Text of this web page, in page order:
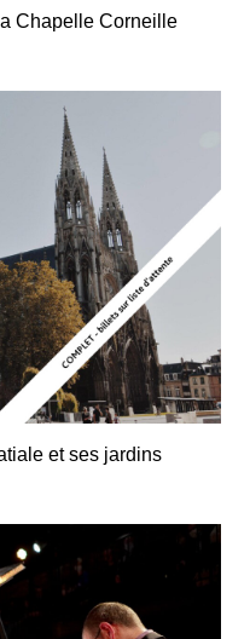
Chapelle Corneille
et ses jardins